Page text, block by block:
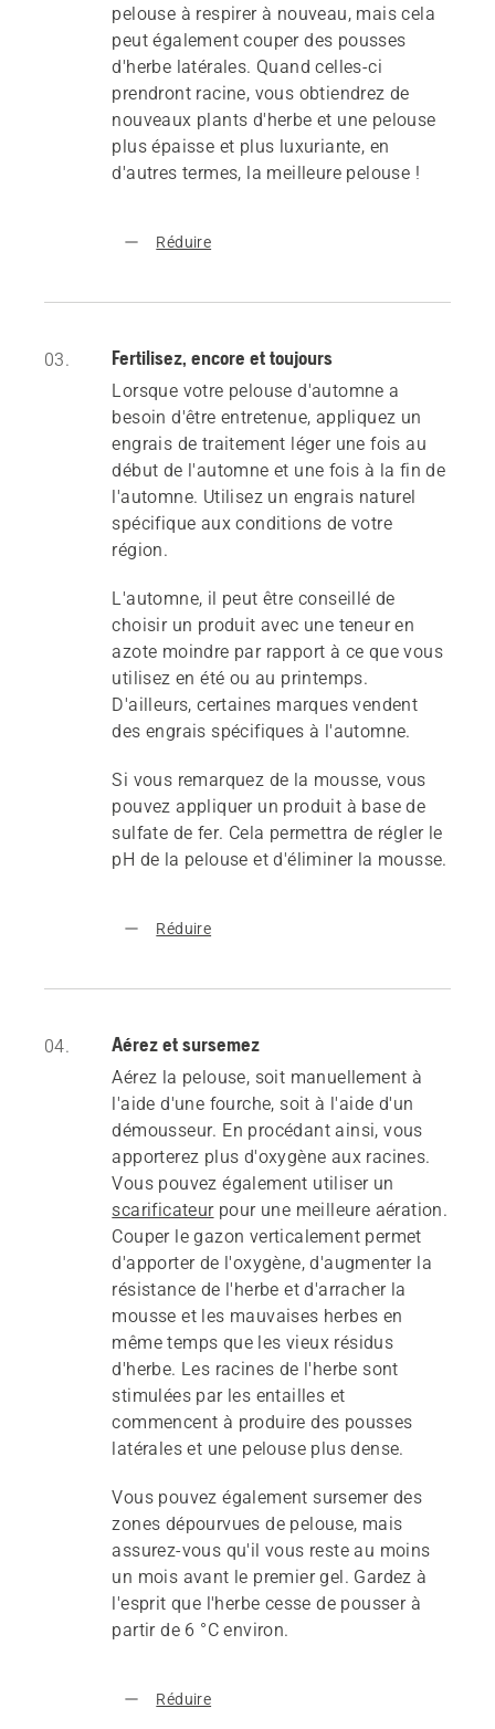
pelouse à respirer à nouveau, mais cela
peut également couper des pousses
d'herbe latérales. Quand celles-ci
prendront racine, vous obtiendrez de
nouveaux plants d'herbe et une pelouse
plus épaisse et plus luxuriante, en
d'autres termes, la meilleure pelouse !
Réduire
03. Fertilisez, encore et toujours
Lorsque votre pelouse d'automne a
besoin d'être entretenue, appliquez un
engrais de traitement léger une fois au
début de l'automne et une fois à la fin de
l'automne. Utilisez un engrais naturel
spécifique aux conditions de votre
région.
L'automne, il peut être conseillé de
choisir un produit avec une teneur en
azote moindre par rapport à ce que vous
utilisez en été ou au printemps.
D'ailleurs, certaines marques vendent
des engrais spécifiques à l'automne.
Si vous remarquez de la mousse, vous
pouvez appliquer un produit à base de
sulfate de fer. Cela permettra de régler le
pH de la pelouse et d'éliminer la mousse.
Réduire
04. Aérez et sursemez
Aérez la pelouse, soit manuellement à
l'aide d'une fourche, soit à l'aide d'un
démousseur. En procédant ainsi, vous
apporterez plus d'oxygène aux racines.
Vous pouvez également utiliser un
scarificateurpour une meilleure aération.
Couper le gazon verticalement permet
d'apporter de l'oxygène, d'augmenter la
résistance de l'herbe et d'arracher la
mousse et les mauvaises herbes en
même temps que les vieux résidus
d'herbe. Les racines de l'herbe sont
stimulées par les entailles et
commencent à produire des pousses
latérales et une pelouse plus dense.
Vous pouvez également sursemer des
zones dépourvues de pelouse, mais
assurez-vous qu'il vous reste au moins
un mois avant le premier gel. Gardez à
l'esprit que l'herbe cesse de pousser à
partir de 6 °C environ.
Réduire